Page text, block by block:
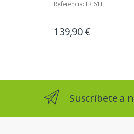
Referencia: TR 61 E
139,90 €
Suscríbete a